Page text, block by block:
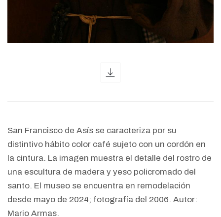
San Francisco de Asís se caracteriza por su
distintivo hábito color café sujeto con un cordón en
la cintura. La imagen muestra el detalle del rostro de
una escultura de madera y yeso policromado del
santo. El museo se encuentra en remodelación
desde mayo de 2024; fotografía del 2006. Autor:
Mario Armas.